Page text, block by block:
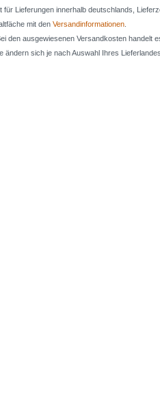
für Lieferungen innerhalb deutschlands,
mit den Versandinformationen
den ausgewiesenen Versandkosten handelt
ändern sich je nach Auswahl Ihres Lieferlandes.